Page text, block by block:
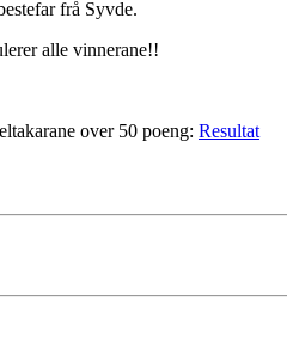
frå Syvde.
alle vinnerane!!
over 50 poeng: Resultat